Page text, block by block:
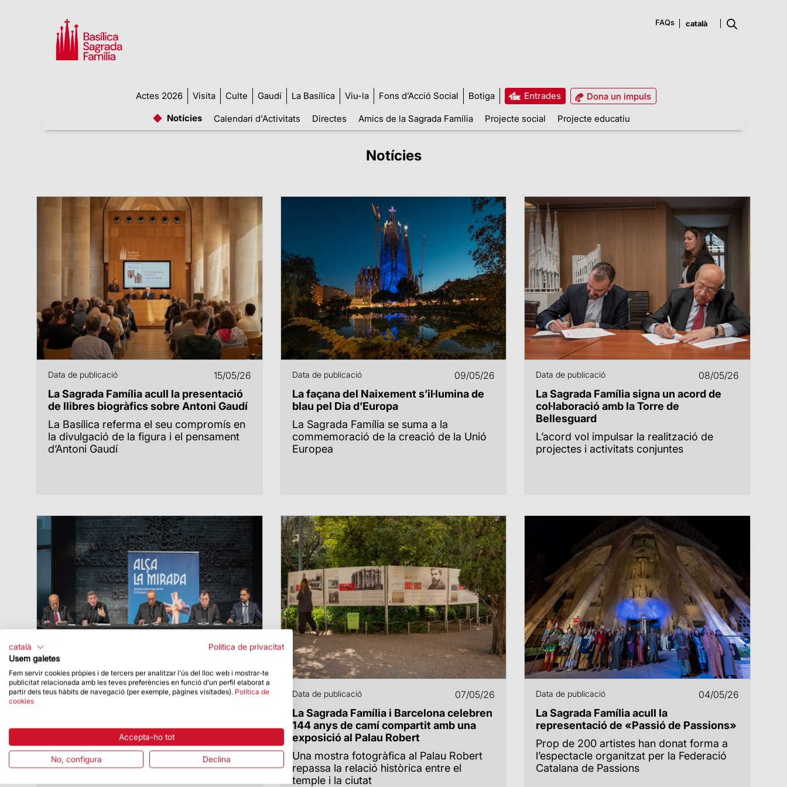
FAQs
Actes 2026 Visita Culte Gaudí La Basílica Viu-la Fons d’Acció Social Botiga Entrades
Dona un impuls
Notícies
Calendari d'Activitats Directes Amics de la Sagrada Família Projecte social Projecte educatiu
Notícies
Data de publicació 15/05/26
La Sagrada Família acull la presentació
de llibres biogràfics sobre Antoni Gaudí
La Basílica referma el seu compromís en
la divulgació de la figura i el pensament
d’Antoni Gaudí
Data de publicació 09/05/26
La façana del Naixement s’il·lumina de
blau pel Dia d’Europa
La Sagrada Família se suma a la
commemoració de la creació de la Unió
Europea
Data de publicació 08/05/26
La Sagrada Família signa un acord de
col·laboració amb la Torre de
Bellesguard
L’acord vol impulsar la realització de
projectes i activitats conjuntes
Data de publicació 07/05/26
Sagrada Família i beneirà la torre de
El Vaticà ha fet oficial l’agenda del viatge
apostòlic a Catalunya
Data de publicació 07/05/26
La Sagrada Família i Barcelona celebren
144 anys de camí compartit amb una
exposició al Palau Robert
Una mostra fotogràfica al Palau Robert
repassa la relació històrica entre el
temple i la ciutat
Data de publicació 04/05/26
La Sagrada Família acull la
representació de «Passió de Passions»
Prop de 200 artistes han donat forma a
l’espectacle organitzat per la Federació
Catalana de Passions
català
Política de privacitat
Usem galetes
Fem servir cookies pròpies i de tercers per analitzar l'ús del lloc web i mostrar-te
publicitat relacionada amb les teves preferències en funció d'un perfil elaborat a
partir dels teus hàbits de navegació (per exemple, pàgines visitades). Política de
cookies
Accepta-ho tot
No, configura Declina